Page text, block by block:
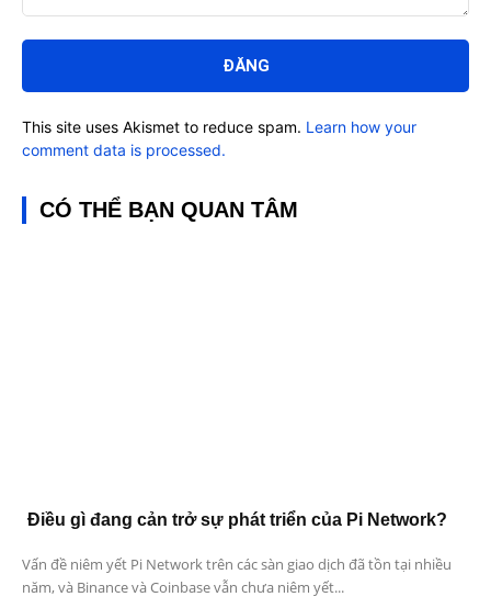
luận:
This site uses Akismet to reduce spam. Learn how your
comment data is processed.
CÓ THỂ BẠN QUAN TÂM
Điều gì đang cản trở sự phát triển của Pi Network?
Vấn đề niêm yết Pi Network trên các sàn giao dịch đã tồn tại nhiều
năm, và Binance và Coinbase vẫn chưa niêm yết...